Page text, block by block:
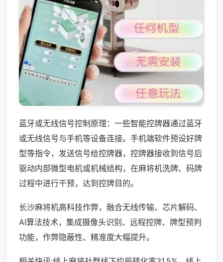
蓝牙或无线信号控制原理：一些智能控牌器通过蓝牙
或无线信号与手机等设备连接。手机端软件预设好牌
型等指令，发送信号给控牌器，控牌器接收到信号后
驱动内部微型电机或机械结构，在麻将机洗牌、码牌
过程中进行干预，达到控牌目的。
长沙麻将机高科技作弊，融合无线传输、芯片解码、
AI算法技术，集成摄像头识别、远程控牌、牌型预判
功能，作弊隐蔽性、精准度大幅提升。